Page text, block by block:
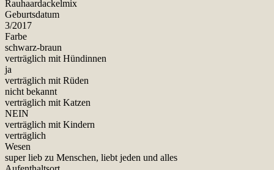
Rauhaardackelmix
Geburtsdatum
3/2017
Farbe
schwarz-braun
verträglich mit Hündinnen
ja
verträglich mit Rüden
nicht bekannt
verträglich mit Katzen
NEIN
verträglich mit Kindern
verträglich
Wesen
super lieb zu Menschen, liebt jeden und alles